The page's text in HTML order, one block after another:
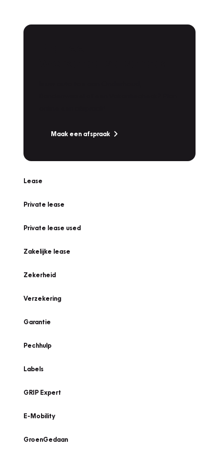
Maak een afspraak
Lease
Private lease
Private lease used
Zakelijke lease
Zekerheid
Verzekering
Garantie
Pechhulp
Labels
GRIP Expert
E-Mobility
GroenGedaan